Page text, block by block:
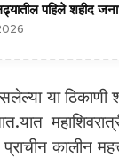
पहिले शहीद
या
कालीन